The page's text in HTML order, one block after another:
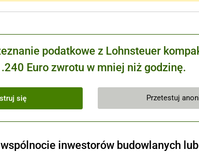
podatkowe z Lohnsteuer
Euro zwrotu w mniej niż godzinę.
się Przetestuj
inwestorów budowlanych